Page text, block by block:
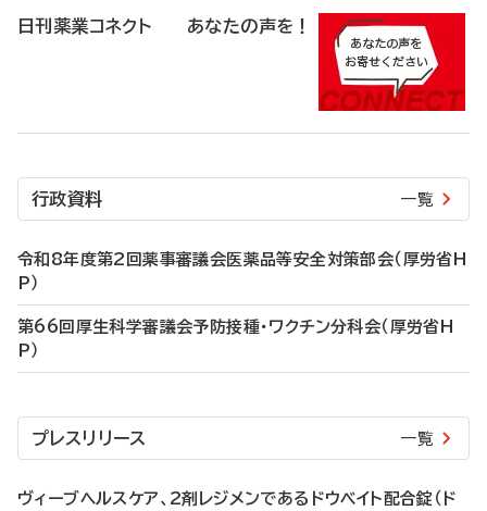
日刊薬業コネクト あなたの声を！
行政資料 一覧
令和8年度第2回薬事審議会医薬品等安全対策部会（厚労省H
P）
第66回厚生科学審議会予防接種・ワクチン分科会（厚労省H
P）
プレスリリース 一覧
ヴィーブヘルスケア、2剤レジメンであるドウベイト配合錠（ド